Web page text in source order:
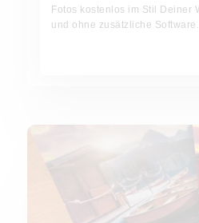
Fotos kostenlos im Stil Deiner
und ohne zusätzliche Software.
Jetzt Bild verbessern